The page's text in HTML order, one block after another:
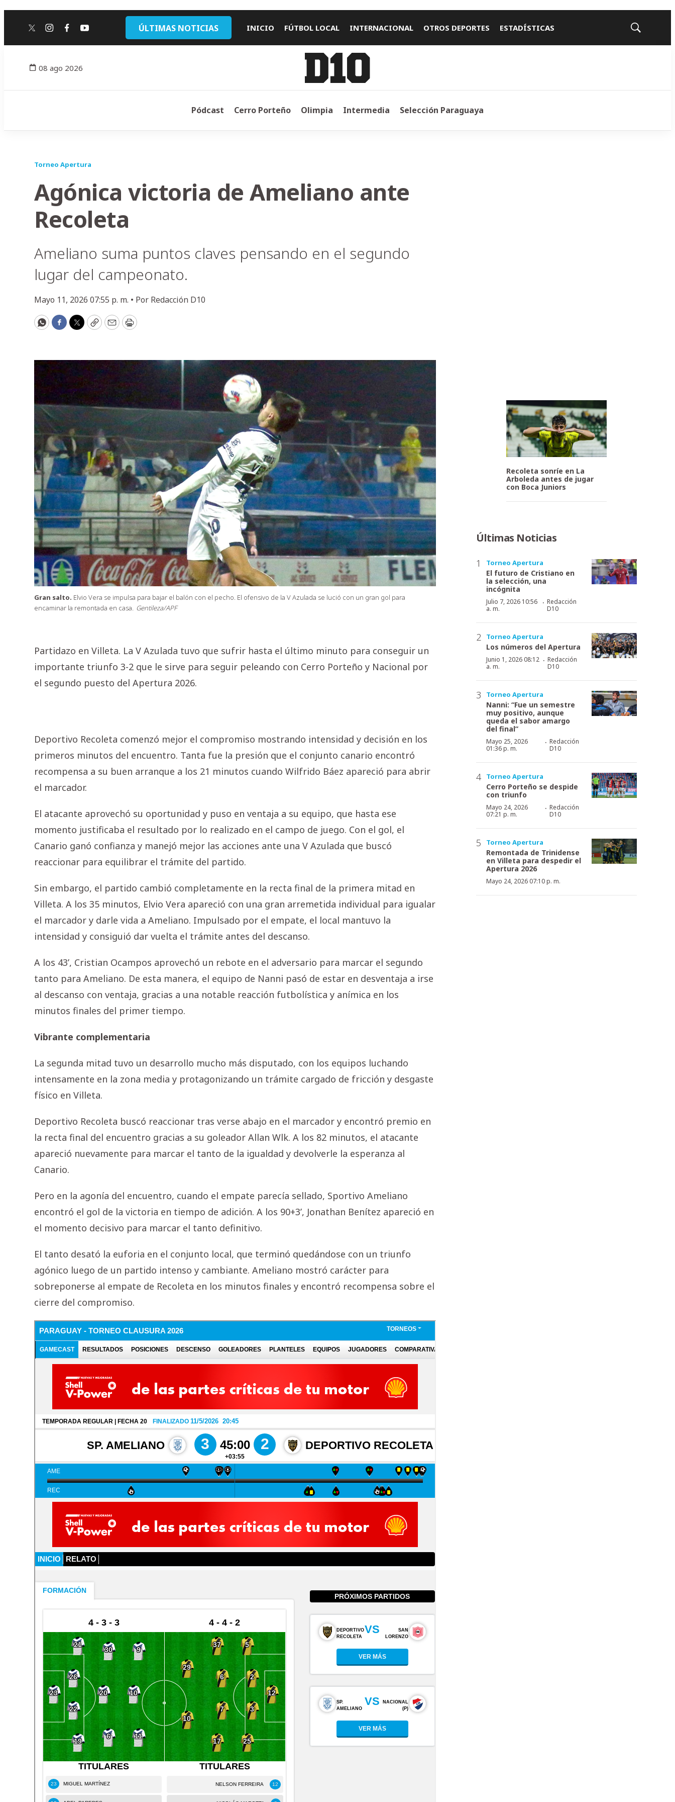
twitterinstagram
facebook
youtube ÚLTIMAS NOTICIAS INICIO FÚTBOL LOCAL INTERNACIONAL OTROS DEPORTES ESTADÍSTICAS
Mostrar
08 ago 2026
Pódcast Cerro Porteño Olimpia Intermedia Selección Paraguaya
Torneo Apertura
Agónica victoria de Ameliano ante
Recoleta
Ameliano suma puntos claves pensando en el segundo
lugar del campeonato.
Mayo 11, 2026 07:55 p. m. • Por Redacción D10
WhatsApp
Facebook
Twitter
CopyEmailPrint
Gran salto. Elvio Vera se impulsa para bajar el balón con el pecho. El ofensivo de la V Azulada se lució con un gran gol para
encaminar la remontada en casa. Gentileza/APF
Partidazo en Villeta. La V Azulada tuvo que sufrir hasta el último minuto para conseguir un
importante triunfo 3-2 que le sirve para seguir peleando con Cerro Porteño y Nacional por
el segundo puesto del Apertura 2026.
Deportivo Recoleta comenzó mejor el compromiso mostrando intensidad y decisión en los
primeros minutos del encuentro. Tanta fue la presión que el conjunto canario encontró
recompensa a su buen arranque a los 21 minutos cuando Wilfrido Báez apareció para abrir
el marcador.
El atacante aprovechó su oportunidad y puso en ventaja a su equipo, que hasta ese
momento justificaba el resultado por lo realizado en el campo de juego. Con el gol, el
Canario ganó confianza y manejó mejor las acciones ante una V Azulada que buscó
reaccionar para equilibrar el trámite del partido.
Sin embargo, el partido cambió completamente en la recta final de la primera mitad en
Villeta. A los 35 minutos, Elvio Vera apareció con una gran arremetida individual para igualar
el marcador y darle vida a Ameliano. Impulsado por el empate, el local mantuvo la
intensidad y consiguió dar vuelta el trámite antes del descanso.
A los 43’, Cristian Ocampos aprovechó un rebote en el adversario para marcar el segundo
tanto para Ameliano. De esta manera, el equipo de Nanni pasó de estar en desventaja a irse
al descanso con ventaja, gracias a una notable reacción futbolística y anímica en los
minutos finales del primer tiempo.
Vibrante complementaria
La segunda mitad tuvo un desarrollo mucho más disputado, con los equipos luchando
intensamente en la zona media y protagonizando un trámite cargado de fricción y desgaste
físico en Villeta.
Deportivo Recoleta buscó reaccionar tras verse abajo en el marcador y encontró premio en
la recta final del encuentro gracias a su goleador Allan Wlk. A los 82 minutos, el atacante
apareció nuevamente para marcar el tanto de la igualdad y devolverle la esperanza al
Canario.
Pero en la agonía del encuentro, cuando el empate parecía sellado, Sportivo Ameliano
encontró el gol de la victoria en tiempo de adición. A los 90+3’, Jonathan Benítez apareció en
el momento decisivo para marcar el tanto definitivo.
El tanto desató la euforia en el conjunto local, que terminó quedándose con un triunfo
agónico luego de un partido intenso y cambiante. Ameliano mostró carácter para
sobreponerse al empate de Recoleta en los minutos finales y encontró recompensa sobre el
cierre del compromiso.
Recoleta sonríe en La
Arboleda antes de jugar
con Boca Juniors
Últimas Noticias
Torneo Apertura
El futuro de Cristiano en
la selección, una
incógnita
Julio 7, 2026 10:56
a. m.
·Redacción
D10
Torneo Apertura
Los números del Apertura
Junio 1, 2026 08:12
a. m.
·Redacción
D10
Torneo Apertura
Nanni: “Fue un semestre
muy positivo, aunque
queda el sabor amargo
del final”
Mayo 25, 2026
01:36 p. m.
· Redacción
D10
Torneo Apertura
Cerro Porteño se despide
con triunfo
Mayo 24, 2026
07:21 p. m.
· Redacción
D10
Torneo Apertura
Remontada de Trinidense
en Villeta para despedir el
Apertura 2026
Mayo 24, 2026 07:10 p. m.